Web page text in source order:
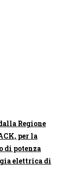
Regione
per la
di potenza
elettrica di